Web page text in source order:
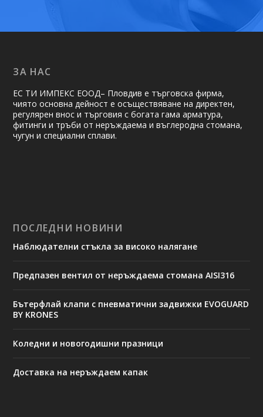
ЗА НАС
ЕС ТИ ИМПЕКС ЕООД– Пловдив е търговска фирма,
чиято основна дейност е осъществяване на ди­рек­тен,
регулярен внос и търговия с богата гама арматура,
фитинги и тръби от неръждаема и въглеродна стомана,
чугун и специални сплави.
ПОСЛЕДНИ НОВИНИ
Наблюдателни стъкла за високо налягане
Предпазен вентил от неръждаема стомана AISI316
Бътерфлай клапи с пневматични задвижки EVOGUARD
BY KRONES
Коледни и новогодишни празници
Доставка на неръждаем капак